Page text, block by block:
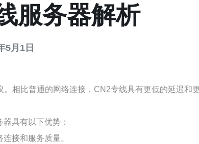
服务器解析
5月1日
相比普通的网络连接，CN2专线具有更低的延迟和
具有以下优势：
接和服务质量。